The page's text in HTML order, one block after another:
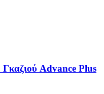
Γκαζιού Advance Plus